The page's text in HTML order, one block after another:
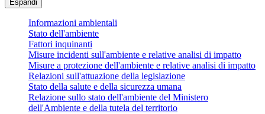
Espandi
Informazioni ambientali
Stato dell'ambiente
Fattori inquinanti
Misure incidenti sull'ambiente e relative analisi di impatto
Misure a protezione dell'ambiente e relative analisi di impatto
Relazioni sull'attuazione della legislazione
Stato della salute e della sicurezza umana
Relazione sullo stato dell'ambiente del Ministero
dell'Ambiente e della tutela del territorio